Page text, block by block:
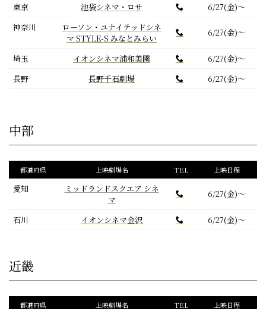
東京 池袋シネマ・ロサ
6/27(金)～
神奈川
ローソン・ユナイテッドシネ
マ STYLE-S みなとみらい
6/27(金)～
埼玉 イオンシネマ浦和美園
6/27(金)～
長野
長野千石劇場 6/27(金)～
中部
都道府県 上映劇場名 TEL 上映日程
愛知
ミッドランドスクエア シネ
マ
6/27(金)～
石川 イオンシネマ金沢 6/27(金)～
近畿
都道府県 上映劇場名 TEL 上映日程